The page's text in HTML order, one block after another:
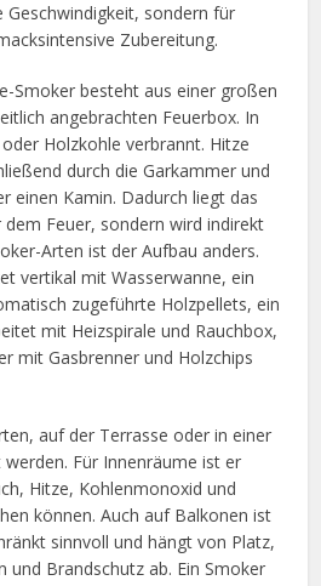
sondern für
Zubereitung.
Smoker besteht aus einer großen
angebrachten Feuerbox. In
Holzkohle verbrannt. Hitze
durch die Garkammer und
einen Kamin. Dadurch liegt das
Feuer, sondern wird indirekt
Arten ist der Aufbau anders.
vertikal mit Wasserwanne, ein
zugeführte Holzpellets, ein
mit Heizspirale und Rauchbox,
mit Gasbrenner und Holzchips
auf der Terrasse oder in einer
Für Innenräume ist er
Hitze, Kohlenmonoxid und
können. Auch auf Balkonen ist
sinnvoll und hängt von Platz,
und Brandschutz ab. Ein Smoker